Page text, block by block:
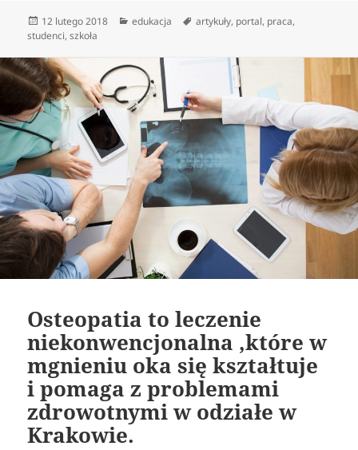
Data
publikacji
12 lutego 2018 Kategorie
edukacja Tagi
artykuły, portal, praca,
studenci,szkoła
Osteopatia to leczenie
niekonwencjonalna ,które w
mgnieniu oka się kształtuje
i pomaga z problemami
zdrowotnymi w odziałe w
Krakowie.